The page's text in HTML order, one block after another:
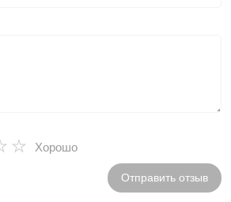
★ Хорошо
Отправить отзыв